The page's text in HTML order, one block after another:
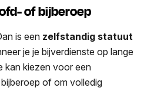
of bijberoep
is een zelfstandig statuut
je je bijverdienste op lange
kan kiezen voor een
of om volledig